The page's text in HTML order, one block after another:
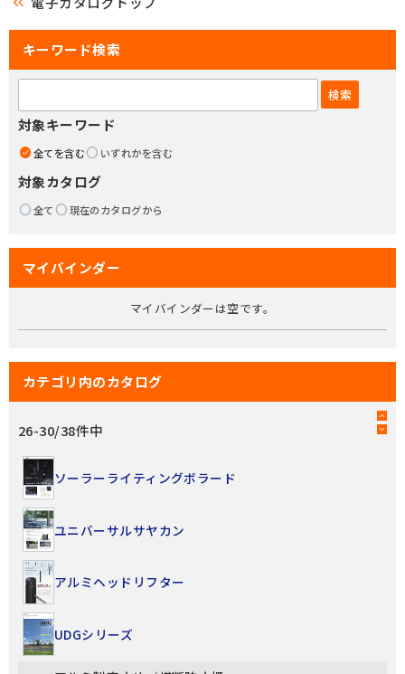
キーワード検索
対象キーワード
全てを含む いずれかを含む
対象カタログ
全て 現在のカタログから
マイバインダー
マイバインダーは空です。
カテゴリ内のカタログ
26-30/38件中
ソーラーライティングボラード
ユニバーサルサヤカン
アルミヘッドリフター
UDGシリーズ